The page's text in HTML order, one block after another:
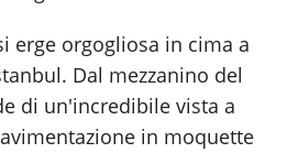
erge orgogliosa in cima a
Dal mezzanino del
di un'incredibile vista a
in moquette